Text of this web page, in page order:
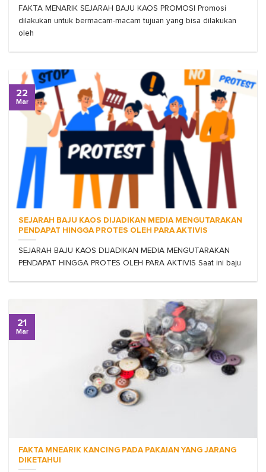
FAKTA MENARIK SEJARAH BAJU KAOS PROMOSI Promosi
dilakukan untuk bermacam-macam tujuan yang bisa dilakukan
oleh
SEJARAH BAJU KAOS DIJADIKAN MEDIA MENGUTARAKAN
PENDAPAT HINGGA PROTES OLEH PARA AKTIVIS
SEJARAH BAJU KAOS DIJADIKAN MEDIA MENGUTARAKAN
PENDAPAT HINGGA PROTES OLEH PARA AKTIVIS Saat ini baju
22
Mar
FAKTA MNEARIK KANCING PADA PAKAIAN YANG JARANG
DIKETAHUI
21
Mar